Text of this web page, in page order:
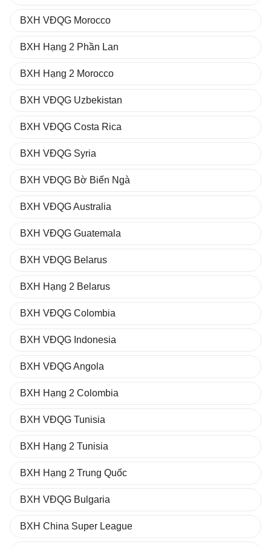
BXH VĐQG Morocco
BXH Hạng 2 Phần Lan
BXH Hạng 2 Morocco
BXH VĐQG Uzbekistan
BXH VĐQG Costa Rica
BXH VĐQG Syria
BXH VĐQG Bờ Biển Ngà
BXH VĐQG Australia
BXH VĐQG Guatemala
BXH VĐQG Belarus
BXH Hạng 2 Belarus
BXH VĐQG Colombia
BXH VĐQG Indonesia
BXH VĐQG Angola
BXH Hạng 2 Colombia
BXH VĐQG Tunisia
BXH Hạng 2 Tunisia
BXH Hạng 2 Trung Quốc
BXH VĐQG Bulgaria
BXH China Super League